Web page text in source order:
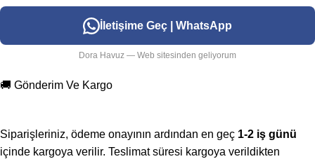
İletişime Geç | WhatsApp
Dora Havuz — Web sitesinden geliyorum
🚚 Gönderim Ve Kargo
Siparişleriniz, ödeme onayının ardından en geç 1-2 iş günü
içinde kargoya verilir. Teslimat süresi kargoya verildikten